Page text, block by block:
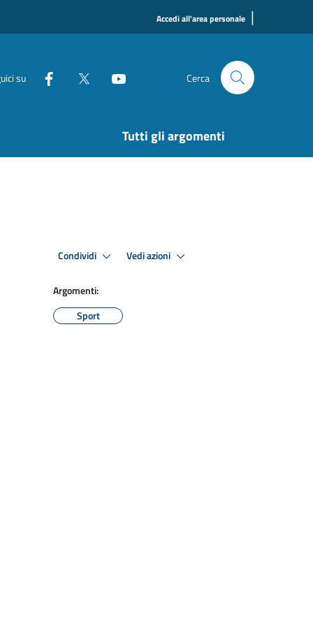
Accedi all'area personale |
su Cerca
Tutti gli argomenti
Condividi Vedi azioni
Argomenti:
Sport